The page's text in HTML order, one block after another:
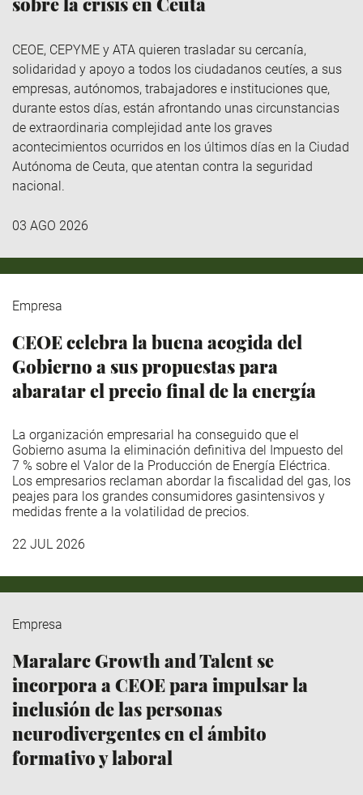
CEOE, CEPYME y ATA quieren trasladar su cercanía,
solidaridad y apoyo a todos los ciudadanos ceutíes, a sus
empresas, autónomos, trabajadores e instituciones que,
durante estos días, están afrontando unas circunstancias
de extraordinaria complejidad ante los graves
acontecimientos ocurridos en los últimos días en la Ciudad
Autónoma de Ceuta, que atentan contra la seguridad
nacional.
03 AGO 2026
Empresa
CEOE celebra la buena acogida del
Gobierno a sus propuestas para
abaratar el precio final de la energía
La organización empresarial ha conseguido que el
Gobierno asuma la eliminación definitiva del Impuesto del
7 % sobre el Valor de la Producción de Energía Eléctrica.
Los empresarios reclaman abordar la fiscalidad del gas, los
peajes para los grandes consumidores gasintensivos y
medidas frente a la volatilidad de precios.
22 JUL 2026
Empresa
Maralarc Growth and Talent se
incorpora a CEOE para impulsar la
inclusión de las personas
neurodivergentes en el ámbito
formativo y laboral